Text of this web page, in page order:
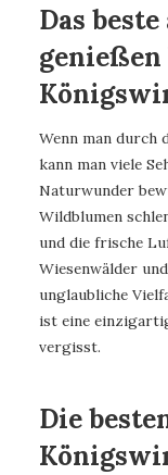
Das
Wenn man durch
kann man viele
Naturwunder
Wildblumen
und die frische
Wiesenwälder
unglaubliche
ist eine
vergisst.
Die